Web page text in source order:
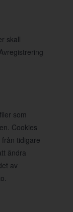
skall
som
Cookies
tidigare
ändra
av